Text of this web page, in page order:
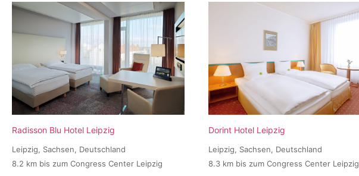
Radisson Blu Hotel Leipzig
Leipzig, Sachsen, Deutschland
8.2 km bis zum Congress Center Leipzig
Dorint Hotel Leipzig
Leipzig, Sachsen, Deutschland
8.3 km bis zum Congress Center Leipzig